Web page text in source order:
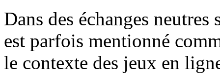
Dans des échanges
est parfois mentionné
le contexte des jeux en